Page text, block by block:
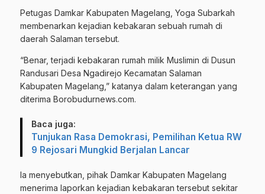
Petugas Damkar Kabupaten Magelang, Yoga Subarkah
membenarkan kejadian kebakaran sebuah rumah di
daerah Salaman tersebut.
“Benar, terjadi kebakaran rumah milik Muslimin di Dusun
Randusari Desa Ngadirejo Kecamatan Salaman
Kabupaten Magelang,” katanya dalam keterangan yang
diterima Borobudurnews.com.
Baca juga:
Tunjukan Rasa Demokrasi, Pemilihan Ketua RW
9 Rejosari Mungkid Berjalan Lancar
Ia menyebutkan, pihak Damkar Kabupaten Magelang
menerima laporkan kejadian kebakaran tersebut sekitar